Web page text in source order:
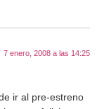
7 enero, 2008 a las 14:25
ir al pre-estreno